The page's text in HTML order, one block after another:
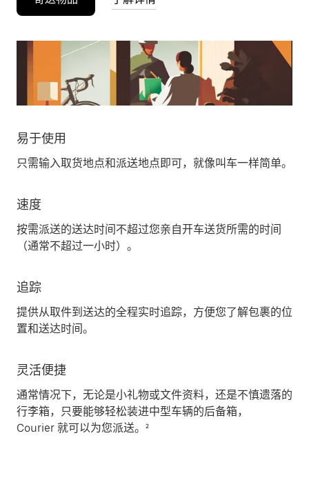
易于使用
只需输入取货地点和派送地点即可，就像叫车一样简单。
速度
按需派送的送达时间不超过您亲自开车送货所需的时间
（通常不超过一小时）。
追踪
提供从取件到送达的全程实时追踪，方便您了解包裹的位
置和送达时间。
灵活便捷
通常情况下，无论是小礼物或文件资料，还是不慎遗落的
行李箱，只要能够轻松装进中型车辆的后备箱，
Courier 就可以为您派送。²